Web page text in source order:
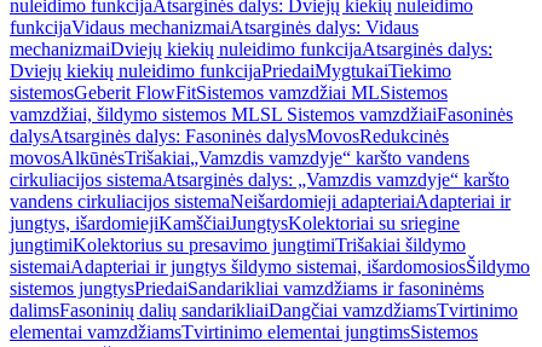
nuleidimo funkcijaAtsarginės dalys: Dviejų kiekių nuleidimo
funkcijaVidaus mechanizmaiAtsarginės dalys: Vidaus
mechanizmaiDviejų kiekių nuleidimo funkcijaAtsarginės dalys:
Dviejų kiekių nuleidimo funkcijaPriedaiMygtukaiTiekimo
sistemosGeberit FlowFitSistemos vamzdžiai MLSistemos
vamzdžiai, šildymo sistemos MLSL Sistemos vamzdžiaiFasoninės
dalysAtsarginės dalys: Fasoninės dalysMovosRedukcinės
movosAlkūnėsTrišakiai„Vamzdis vamzdyje“ karšto vandens
cirkuliacijos sistemaAtsarginės dalys: „Vamzdis vamzdyje“ karšto
vandens cirkuliacijos sistemaNeišardomieji adapteriaiAdapteriai ir
jungtys, išardomiejiKamščiaiJungtysKolektoriai su sriegine
jungtimiKolektorius su presavimo jungtimiTrišakiai šildymo
sistemaiAdapteriai ir jungtys šildymo sistemai, išardomosiosŠildymo
sistemos jungtysPriedaiSandarikliai vamzdžiams ir fasoninėms
dalimsFasoninių dalių sandarikliaiDangčiai vamzdžiamsTvirtinimo
elementai vamzdžiamsTvirtinimo elementai jungtimsSistemos